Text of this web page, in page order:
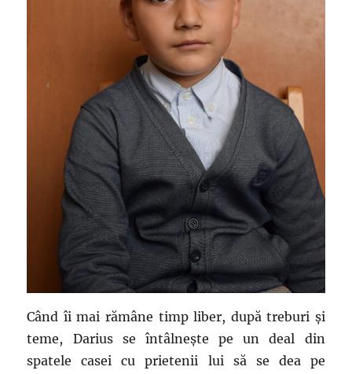
Când îi mai rămâne timp liber, după treburi și
teme, Darius se întâlnește pe un deal din
spatele casei cu prietenii lui să se dea pe